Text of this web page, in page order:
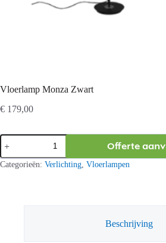
Vloerlamp Monza Zwart
€ 179,00
Vloerlamp
Monza
Zwart
aantal
Offerte
Categorieën: Verlichting Vloerlampen
Beschrijving